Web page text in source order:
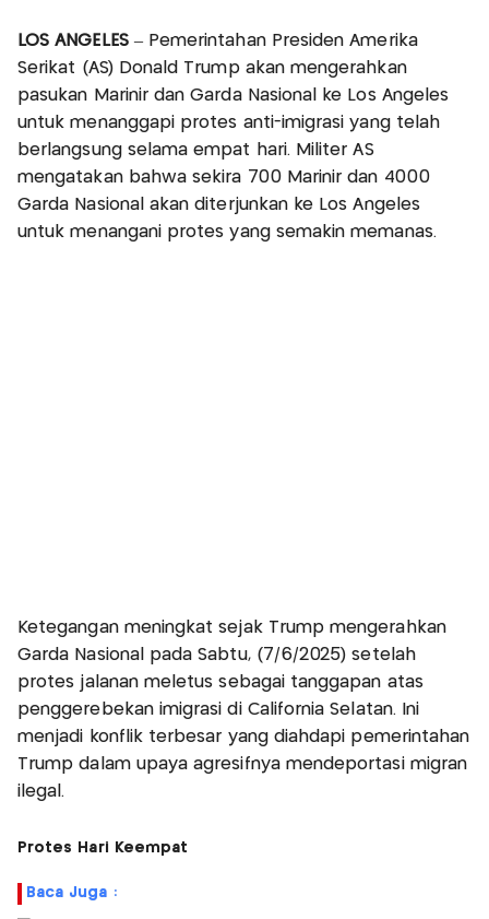
LOS ANGELES– Pemerintahan Presiden Amerika
Serikat (AS) Donald Trump akan mengerahkan
pasukan Marinir dan Garda Nasional ke Los Angeles
untuk menanggapi protes anti-imigrasi yang telah
berlangsung selama empat hari. Militer AS
mengatakan bahwa sekira 700 Marinir dan 4000
Garda Nasional akan diterjunkan ke Los Angeles
untuk menangani protes yang semakin memanas.
Ketegangan meningkat sejak Trump mengerahkan
Garda Nasional pada Sabtu, (7/6/2025) setelah
protes jalanan meletus sebagai tanggapan atas
penggerebekan imigrasi di California Selatan. Ini
menjadi konflik terbesar yang diahdapi pemerintahan
Trump dalam upaya agresifnya mendeportasi migran
ilegal.
Protes Hari Keempat
Baca Juga :